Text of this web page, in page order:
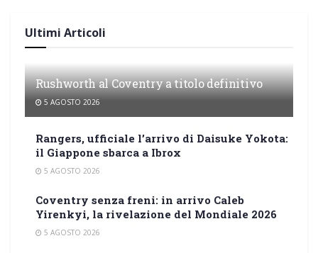
Ultimi Articoli
Rushworth al Coventry a titolo definitivo
5 AGOSTO 2026
Rangers, ufficiale l’arrivo di Daisuke Yokota:
il Giappone sbarca a Ibrox
5 AGOSTO 2026
Coventry senza freni: in arrivo Caleb
Yirenkyi, la rivelazione del Mondiale 2026
5 AGOSTO 2026